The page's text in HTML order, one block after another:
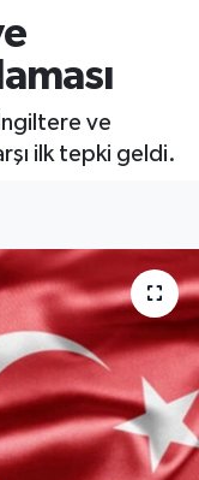
ve
ilk tepki geldi.